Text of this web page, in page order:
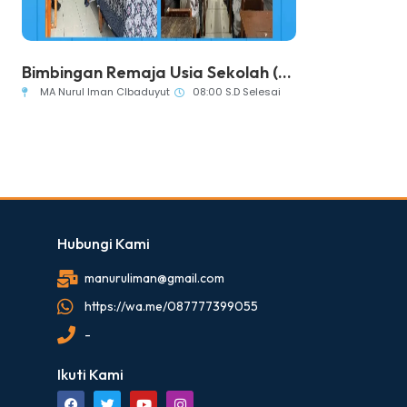
Usia Sekolah (...
08:00 S.D Selesai
PPDB 2025-2026
MA Nurul Iman CIbaduyut
Hubungi Kami
manuruliman@gmail.com
https://wa.me/087777399055
-
Ikuti Kami